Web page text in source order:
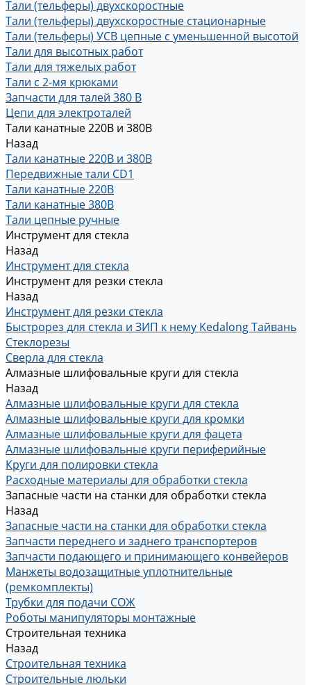
Тали (тельферы) двухскоростные
Тали (тельферы) двухскоростные стационарные
Тали (тельферы) УСВ цепные с уменьшенной высотой
Тали для высотных работ
Тали для тяжелых работ
Тали с 2-мя крюками
Запчасти для талей 380 В
Цепи для электроталей
Тали канатные 220В и 380В
Назад
Тали канатные 220В и 380В
Передвижные тали CD1
Тали канатные 220В
Тали канатные 380В
Тали цепные ручные
Инструмент для стекла
Назад
Инструмент для стекла
Инструмент для резки стекла
Назад
Инструмент для резки стекла
Быстрорез для стекла и ЗИП к нему Kedalong Тайвань
Стеклорезы
Сверла для стекла
Алмазные шлифовальные круги для стекла
Назад
Алмазные шлифовальные круги для стекла
Алмазные шлифовальные круги для кромки
Алмазные шлифовальные круги для фацета
Алмазные шлифовальные круги периферийные
Круги для полировки стекла
Расходные материалы для обработки стекла
Запасные части на станки для обработки стекла
Назад
Запасные части на станки для обработки стекла
Запчасти переднего и заднего транспортеров
Запчасти подающего и принимающего конвейеров
Манжеты водозащитные уплотнительные
(ремкомплекты)
Трубки для подачи СОЖ
Роботы манипуляторы монтажные
Строительная техника
Назад
Строительная техника
Строительные люльки